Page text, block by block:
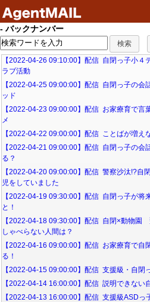
- バックナンバー
【2022-04-26 09:10:00】配信 自閉っ子小４
ラブ活動
【2022-04-25 09:00:00】配信 自閉っ子の会
ッド
【2022-04-23 09:00:00】配信 お家療育で言
メ
【2022-04-22 09:00:00】配信 ことばが増え
【2022-04-21 09:00:00】配信 自閉っ子の会
る？
【2022-04-20 09:00:00】配信 警察沙汰!?自
児をしていました
【2022-04-19 09:30:00】配信 自閉っ子が将
と！
【2022-04-18 09:30:00】配信 自閉×動物園
しゃべらない人間は？
【2022-04-16 09:00:00】配信 お家療育で自
る！
【2022-04-15 09:00:00】配信 支援級・自閉
【2022-04-14 16:00:00】配信 説明できない
【2022-04-13 16:00:00】配信 支援級ASDっ